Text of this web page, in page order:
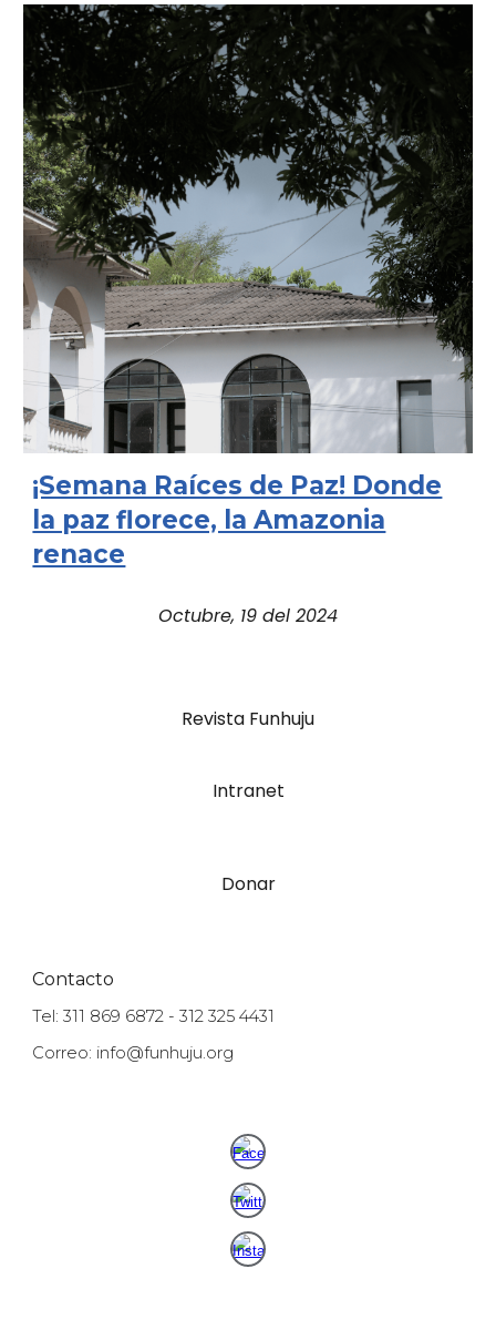
¡Semana Raíces de Paz! Donde
la paz florece, la Amazonia
renace
Octubre, 19 del 2024
Revista Funhuju
Intranet
Donar
Contacto
Tel: 311 869 6872 - 312 325 4431
Correo: info@funhuju.org